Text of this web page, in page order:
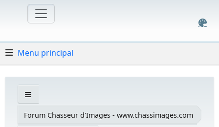
Menu principal
Forum Chasseur d'Images - www.chassimages.com